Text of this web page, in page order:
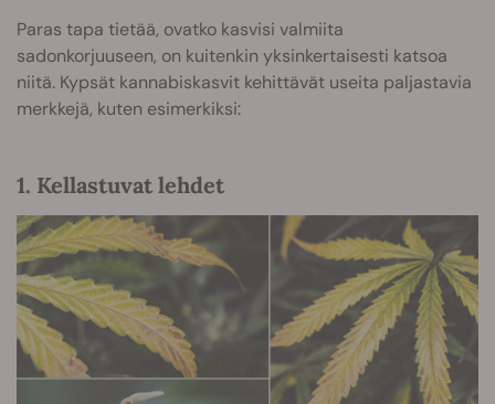
Paras tapa tietää, ovatko kasvisi valmiita
sadonkorjuuseen, on kuitenkin yksinkertaisesti katsoa
niitä. Kypsät kannabiskasvit kehittävät useita paljastavia
merkkejä, kuten esimerkiksi:
1. Kellastuvat lehdet